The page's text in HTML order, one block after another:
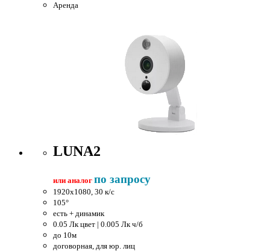
Аренда
LUNA2
или аналог по запросу
1920x1080, 30 к/c
105°
есть + динамик
0.05 Лк цвет | 0.005 Лк ч/б
до 10м
договорная, для юр. лиц